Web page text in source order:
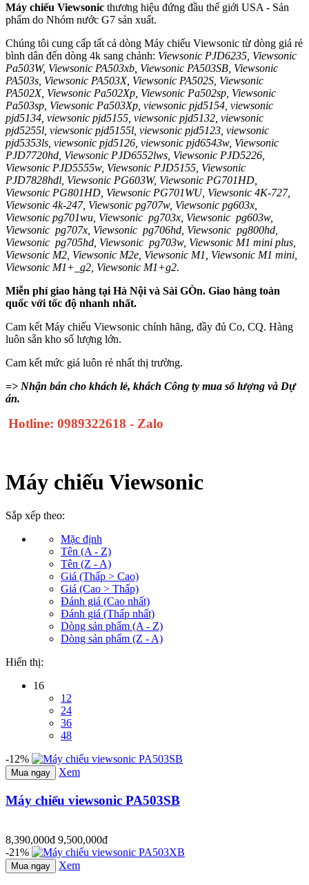
Máy chiếu Viewsonic thương hiệu đứng đầu thế giới USA - Sản
phẩm do Nhóm nước G7 sản xuất.
Chúng tôi cung cấp tất cả dòng Máy chiếu Viewsonic từ dòng giá rẻ
bình dân đến dòng 4k sang chảnh: Viewsonic PJD6235, Viewsonic
Pa503W, Viewsonic PA503xb, Viewsonic PA503SB, Viewsonic
PA503s, Viewsonic PA503X, Viewsonic PA502S, Viewsonic
PA502X, Viewsonic Pa502Xp, Viewsonic Pa502sp, Viewsonic
Pa503sp, Viewsonic Pa503Xp, viewsonic pjd5154, viewsonic
pjd5134, viewsonic pjd5155, viewsonic pjd5132, viewsonic
pjd5255l, viewsonic pjd5155l, viewsonic pjd5123, viewsonic
pjd5353ls, viewsonic pjd5126, viewsonic pjd6543w, Viewsonic
PJD7720hd, Viewsonic PJD6552lws, Viewsonic PJD5226,
Viewsonic PJD5555w, Viewsonic PJD5155, Viewsonic
PJD7828hdl, Viewsonic PG603W, Viewsonic PG701HD,
Viewsonic PG801HD, Viewsonic PG701WU, Viewsonic 4K-727,
Viewsonic 4k-247, Viewsonic pg707w, Viewsonic pg603x,
Viewsonic pg701wu, Viewsonic pg703x, Viewsonic pg603w,
Viewsonic pg707x, Viewsonic pg706hd, Viewsonic pg800hd,
Viewsonic pg705hd, Viewsonic pg703w, Viewsonic M1 mini plus,
Viewsonic M2, Viewsonic M2e, Viewsonic M1, Viewsonic M1 mini,
Viewsonic M1+_g2, Viewsonic M1+g2.
Miễn phí giao hàng tại Hà Nội và Sài GÒn. Giao hàng toàn
quốc với tốc độ nhanh nhất.
Cam kết Máy chiếu Viewsonic chính hãng, đầy đủ Co, CQ. Hàng
luôn sẵn kho số lượng lớn.
Cam kết mức giá luôn rẻ nhất thị trường.
=> Nhận bán cho khách lẻ, khách Công ty mua số lượng và Dự
án.
Hotline: 0989322618 - Zalo
Máy chiếu Viewsonic
Sắp xếp theo:
Mặc định
Tên (A - Z)
Tên (Z - A)
Giá (Thấp > Cao)
Giá (Cao > Thấp)
Đánh giá (Cao nhất)
Đánh giá (Thấp nhất)
Dòng sản phẩm (A - Z)
Dòng sản phẩm (Z - A)
Hiển thị:
16
12
24
36
48
-12%
Mua ngay Xem
Máy chiếu viewsonic PA503SB
8,390,000đ 9,500,000đ
-21%
Mua ngay Xem